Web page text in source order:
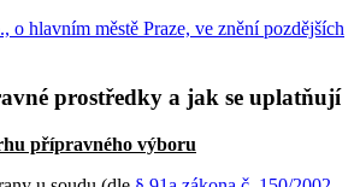
o hlavním městě Praze, ve znění pozdějších
prostředky a jak se uplatňují
přípravného výboru